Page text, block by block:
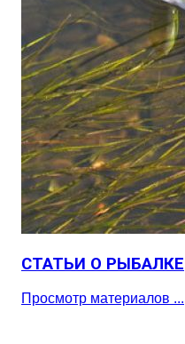
СТАТЬИ О РЫБАЛКЕ
Просмотр материалов ...